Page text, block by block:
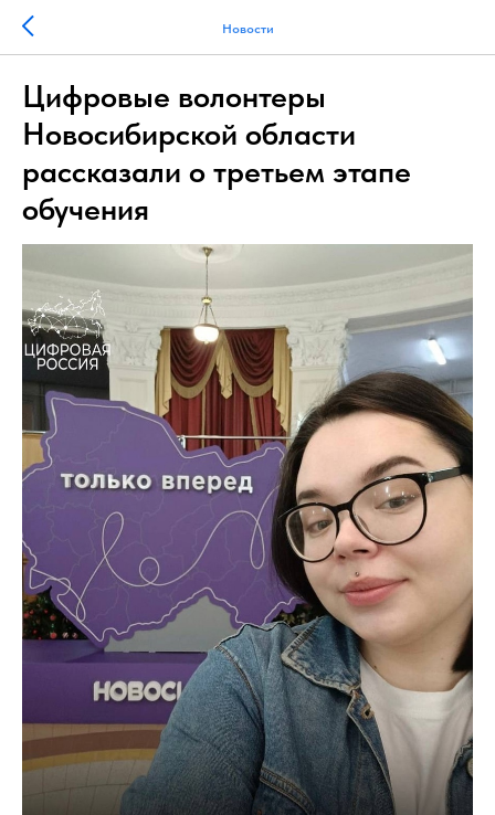
Новости
Цифровые волонтеры
Новосибирской области
рассказали о третьем этапе
обучения